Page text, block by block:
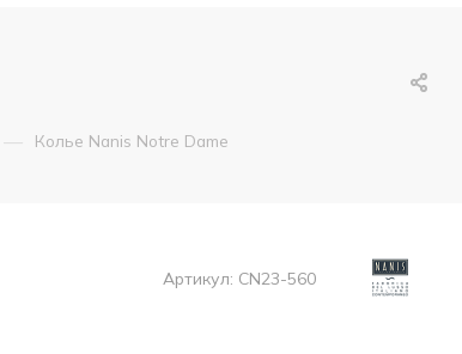
— Колье Nanis Notre Dame
Артикул: CN23-560